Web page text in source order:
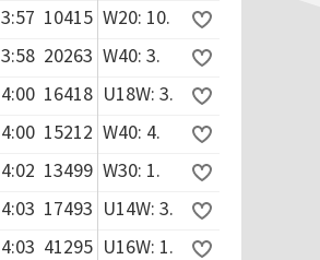
3:57 10415 W20: 10.
3:58 20263 W40: 3.
4:00 16418 U18W: 3.
4:00 15212 W40: 4.
4:02 13499 W30: 1.
4:03 17493 U14W: 3.
4:03 41295 U16W: 1.